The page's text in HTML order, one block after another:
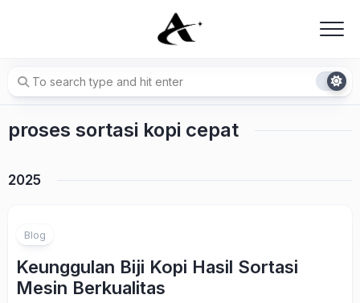
proses sortasi kopi cepat
2025
Blog
Keunggulan Biji Kopi Hasil Sortasi
Mesin Berkualitas